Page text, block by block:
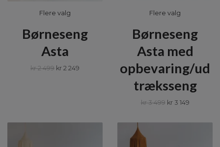
Flere valg
Børneseng
Asta
kr 2 499 kr 2 249
Flere valg
Børneseng
Asta med
opbevaring/ud
træksseng
kr 3 499 kr 3 149